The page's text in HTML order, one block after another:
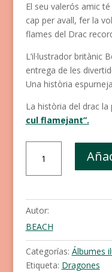
El seu valerós amic
cap per avall, fer la
flames del Drac
L’il·lustrador britànic
entrega de les
Una història
La història del drac
cul flamejant”.
cavaller
del
flamejant
cantidad
Autor:
BEACH
Categorías: Álbumes
Etiqueta: Dragones